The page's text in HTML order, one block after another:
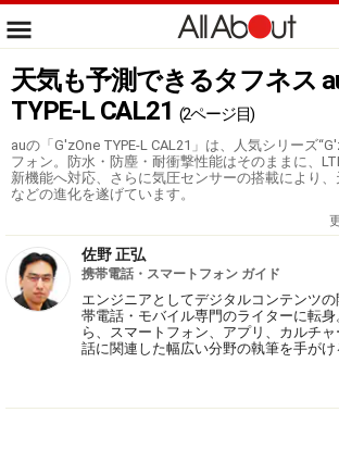
天気も予測できるタフネス
TYPE-L CAL21 (2ページ目)
auの「G'zOne TYPE-L CAL21」は、人気シリーズ
フォン。防水・防塵・耐衝撃性能はそのままに、
新機能へ対応、さらに気圧センサーの搭載により
などの進化を遂げています。
佐野 正弘
携帯電話・スマートフォン ガイド
エンジニアとしてデジタルコンテンツ
帯電話・モバイル専門のライターに転
ら、スマートフォン、アプリ、カルチ
話に関連した幅広い分野の執筆を手がけ